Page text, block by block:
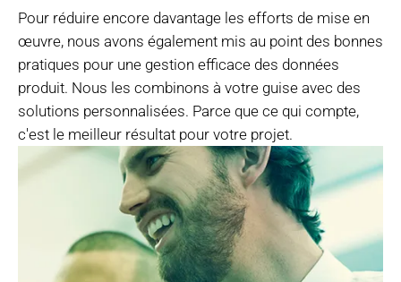
Pour réduire encore davantage les efforts de mise en
œuvre, nous avons également mis au point des bonnes
pratiques pour une gestion efficace des données
produit. Nous les combinons à votre guise avec des
solutions personnalisées. Parce que ce qui compte,
c'est le meilleur résultat pour votre projet.